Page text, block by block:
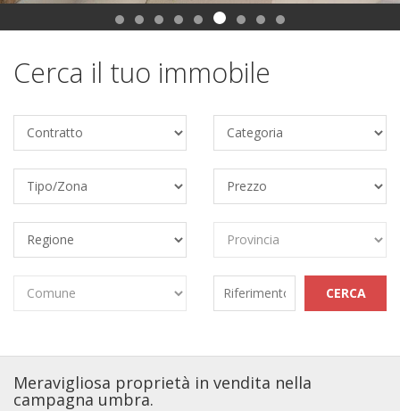
Cerca il tuo immobile
Meravigliosa proprietà in vendita nella
campagna umbra.